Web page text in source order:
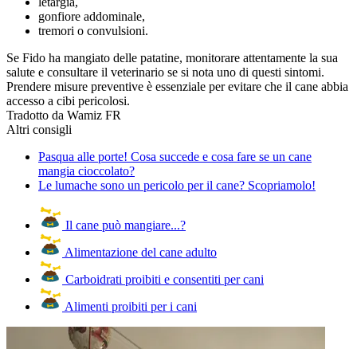
gonfiore addominale,
tremori o convulsioni.
Se Fido ha mangiato delle patatine, monitorare attentamente la sua
salute e consultare il veterinario se si nota uno di questi sintomi.
Prendere misure preventive è essenziale per evitare che il cane abbia
accesso a cibi pericolosi.
Tradotto da Wamiz FR
Altri consigli
Pasqua alle porte! Cosa succede e cosa fare se un cane
mangia cioccolato?
Le lumache sono un pericolo per il cane? Scopriamolo!
Il cane può mangiare...?
Alimentazione del cane adulto
Carboidrati proibiti e consentiti per cani
Alimenti proibiti per i cani